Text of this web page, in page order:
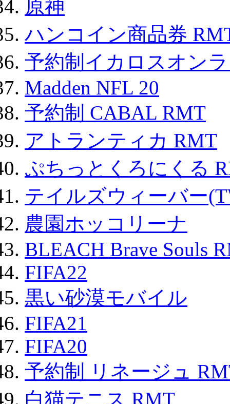
原神
ハンコイン商品券
予約制イカロスオン
Madden NFL 20
予約制 CABAL RMT
アトランティカ RMT
ぷちっとくろにくる
テイルズウィーバー
農園ホッコリーナ
BLEACH Brave Souls
FIFA22
黒い砂漠モバイル
FIFA21
FIFA20
予約制 リネージュ
白猫テニス RMT